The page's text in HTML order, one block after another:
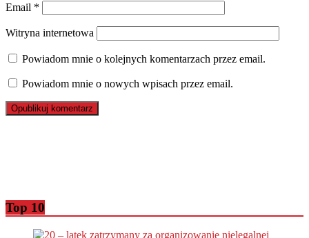
Email *
Witryna internetowa
Powiadom mnie o kolejnych komentarzach przez email.
Powiadom mnie o nowych wpisach przez email.
Top 10